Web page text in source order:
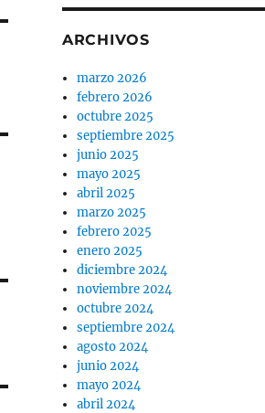
ARCHIVOS
marzo 2026
febrero 2026
octubre 2025
septiembre 2025
junio 2025
mayo 2025
abril 2025
marzo 2025
febrero 2025
enero 2025
diciembre 2024
noviembre 2024
octubre 2024
septiembre 2024
agosto 2024
junio 2024
mayo 2024
abril 2024